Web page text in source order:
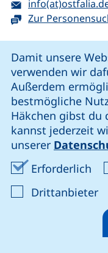
Damit unsere
verwenden wir
Außerdem
bestmögliche
Häkchen gibst du
kannst jederzeit
unserer
Erforderlich
Drittanbieter:
E-Mail:
Zur
unsere Facebook-
unsere
Cookie-
Impressum
Datenschutz
Erklärung zur